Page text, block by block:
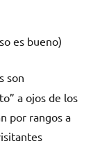
es bueno)
son
a ojos de los
por rangos a